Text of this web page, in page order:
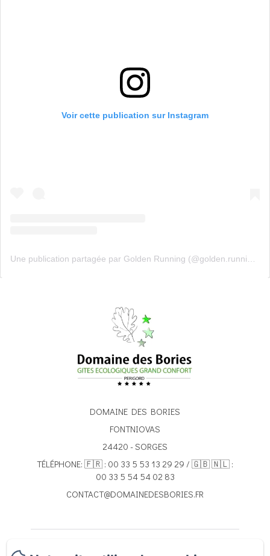
Voir cette publication sur Instagram
Une publication partagée par Golden Running (@golden.runningclub)
DOMAINE DES BORIES
FONTNIOVAS
24420 - SORGES
TÉLÉPHONE: 🇫🇷 : 00 33 5 53 13 29 29 / 🇬🇧 🇳🇱 :
00 33 5 54 54 02 83
CONTACT@DOMAINEDESBORIES.FR
ACCUEIL